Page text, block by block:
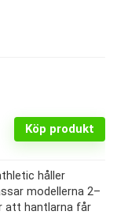
Köp produkt
håller
modellerna 2–
att hantlarna får